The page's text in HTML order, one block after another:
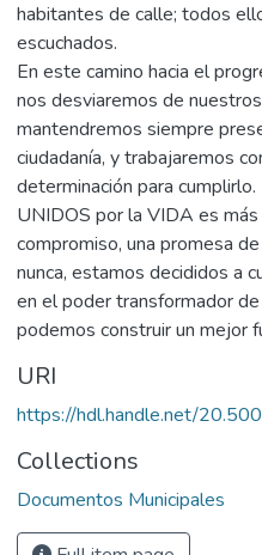
habitantes de calle; todos
escuchados.
En este camino hacia el
nos desviaremos de
mantendremos siempre
ciudadanía, y trabajaremos
determinación para
UNIDOS por la VIDA es
compromiso, una promesa
nunca, estamos decididos a
en el poder transformador
podemos construir un mejor
URI
https://hdl.handle.net/
Collections
Documentos Municipales